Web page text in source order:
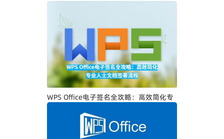
WPS Office电子签名全攻略：高效简化专